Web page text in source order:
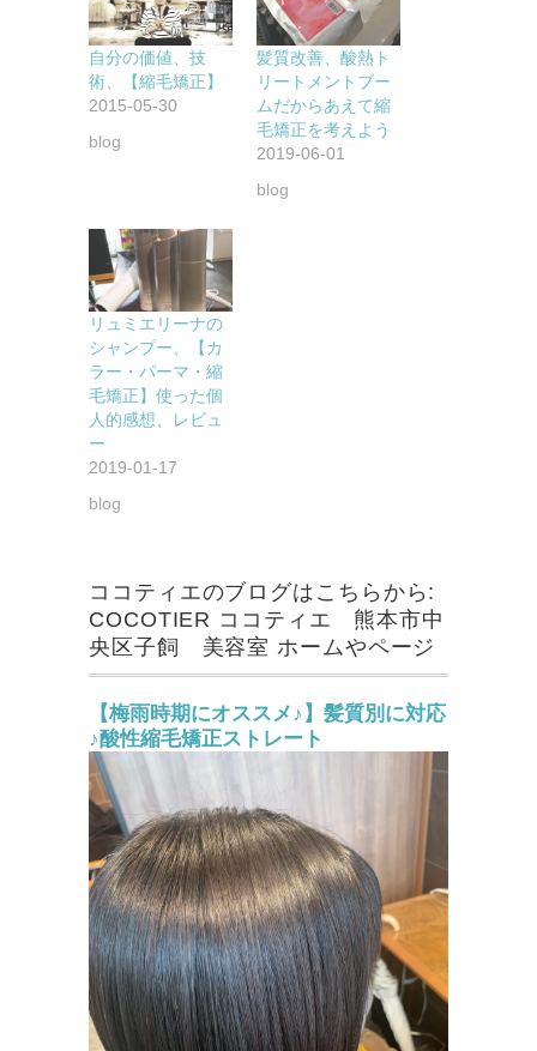
自分の価値、技
術、【縮毛矯正】
2015-05-30
blog
髪質改善、酸熱ト
リートメントブー
ムだからあえて縮
毛矯正を考えよう
2019-06-01
blog
リュミエリーナの
シャンプー、【カ
ラー・パーマ・縮
毛矯正】使った個
人的感想、レビュ
ー
2019-01-17
blog
ココティエのブログはこちらから:
COCOTIER ココティエ 熊本市中
央区子飼 美容室 ホームやページ
【梅雨時期にオススメ♪】髪質別に対応
♪酸性縮毛矯正ストレート